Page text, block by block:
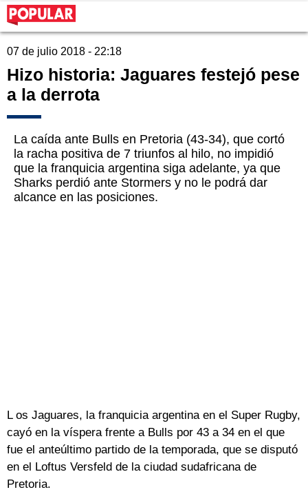
07 de julio 2018 - 22:18
Hizo historia: Jaguares festejó pese
a la derrota
La caída ante Bulls en Pretoria (43-34), que cortó
la racha positiva de 7 triunfos al hilo, no impidió
que la franquicia argentina siga adelante, ya que
Sharks perdió ante Stormers y no le podrá dar
alcance en las posiciones.
L os Jaguares, la franquicia argentina en el Super Rugby,
cayó en la víspera frente a Bulls por 43 a 34 en el que
fue el anteúltimo partido de la temporada, que se disputó
en el Loftus Versfeld de la ciudad sudafricana de
Pretoria.